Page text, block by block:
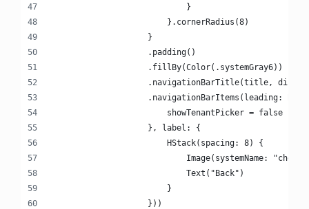
                            }
                        }.cornerRadius(8)
                    }
                    .padding()
                    .fillBy(Color(.systemGray6))
.navigationBarTitle(title,
.navigationBarItems(leading:
                        showTenantPicker = false
                    }, label: {
                        HStack(spacing: 8) {
Image(systemName:
                            Text("Back")
                        }
                    }))